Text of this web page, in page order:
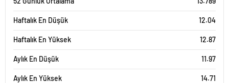
Haftalık En Düşük 12.04
Haftalık En Yüksek 12.87
Aylık En Düşük 11.97
Aylık En Yüksek 14.71